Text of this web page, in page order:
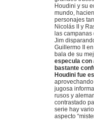
Houdini y su
mundo,
personajes
Nicolás II y
las
Jim
Guillermo II
bala de su
especula con
bastante
Houdini fue
jugosa
rusos y
contrastado
serie hay
aspecto